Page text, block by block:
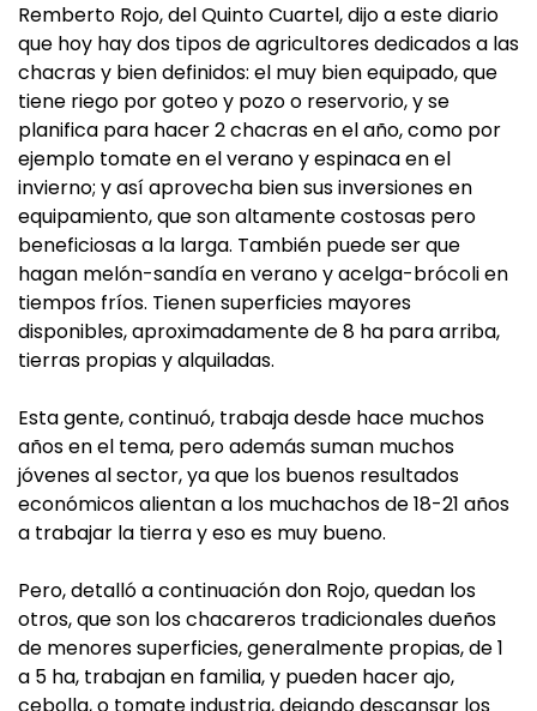
Remberto Rojo, del Quinto Cuartel, dijo a este diario
que hoy hay dos tipos de agricultores dedicados a las
chacras y bien definidos: el muy bien equipado, que
tiene riego por goteo y pozo o reservorio, y se
planifica para hacer 2 chacras en el año, como por
ejemplo tomate en el verano y espinaca en el
invierno; y así aprovecha bien sus inversiones en
equipamiento, que son altamente costosas pero
beneficiosas a la larga. También puede ser que
hagan melón-sandía en verano y acelga-brócoli en
tiempos fríos. Tienen superficies mayores
disponibles, aproximadamente de 8 ha para arriba,
tierras propias y alquiladas.
Esta gente, continuó, trabaja desde hace muchos
años en el tema, pero además suman muchos
jóvenes al sector, ya que los buenos resultados
económicos alientan a los muchachos de 18-21 años
a trabajar la tierra y eso es muy bueno.
Pero, detalló a continuación don Rojo, quedan los
otros, que son los chacareros tradicionales dueños
de menores superficies, generalmente propias, de 1
a 5 ha, trabajan en familia, y pueden hacer ajo,